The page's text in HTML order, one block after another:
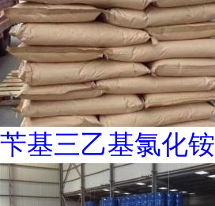
苄基三乙基氯化铵